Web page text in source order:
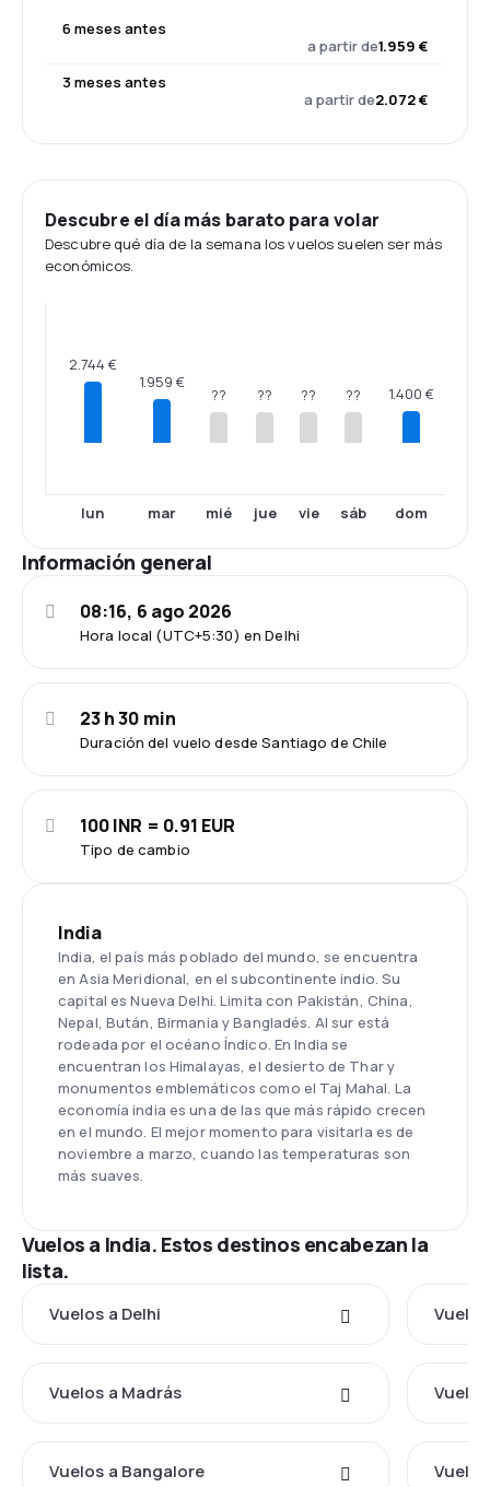
6 meses antes
a partir de1.959 €
3 meses antes
a partir de2.072 €
Descubre el día más barato para volar
Descubre qué día de la semana los vuelos suelen ser más
económicos.
2.744 €
lun
1.959 €
mar
??
mié
??
jue
??
vie
??
sáb
1.400 €
dom
Información general
Hora local (UTC+5:30) en Delhi
08:16, 6 ago 2026
Duración del vuelo desde Santiago de Chile
23 h 30 min
Tipo de cambio
100 INR = 0.91 EUR
India
India, el país más poblado del mundo, se encuentra
en Asia Meridional, en el subcontinente indio. Su
capital es Nueva Delhi. Limita con Pakistán, China,
Nepal, Bután, Birmania y Bangladés. Al sur está
rodeada por el océano Índico. En India se
encuentran los Himalayas, el desierto de Thar y
monumentos emblemáticos como el Taj Mahal. La
economía india es una de las que más rápido crecen
en el mundo. El mejor momento para visitarla es de
noviembre a marzo, cuando las temperaturas son
más suaves.
Vuelos a India. Estos destinos encabezan la
lista.
Vuelos a Delhi
Vuelos a Madrás
Vuelos a Bangalore